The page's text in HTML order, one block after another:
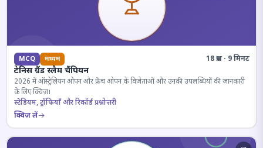
MCQ मध्यम 18 प्रश्न · 9 मिनट
टेनिस ग्रैंड स्लैम चैंपियन
2026 में ऑस्ट्रेलियन ओपन और फ्रेंच ओपन के विजेताओं और उनकी उपलब्धियों की जानकारी
के लिए क्विज़।
स्टेडियम, ट्रॉफियाँ और रिकॉर्ड प्रश्नोत्तरी
क्विज़ लें